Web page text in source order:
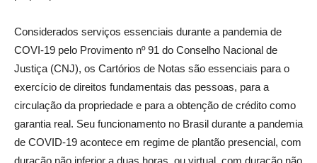
Considerados serviços essenciais durante a pandemia de
COVI-19 pelo Provimento nº 91 do Conselho Nacional de
Justiça (CNJ), os Cartórios de Notas são essenciais para o
exercício de direitos fundamentais das pessoas, para a
circulação da propriedade e para a obtenção de crédito como
garantia real. Seu funcionamento no Brasil durante a pandemia
de COVID-19 acontece em regime de plantão presencial, com